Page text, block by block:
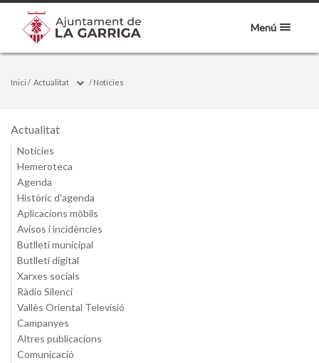
Menú
Inici / Actualitat / Notícies
Actualitat
Notícies
Hemeroteca
Agenda
Històric d'agenda
Aplicacions mòbils
Avisos i incidències
Butlletí municipal
Butlletí digital
Xarxes socials
Ràdio Silenci
Vallès Oriental Televisió
Campanyes
Altres publicacions
Comunicació